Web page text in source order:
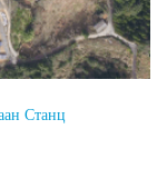
Станц